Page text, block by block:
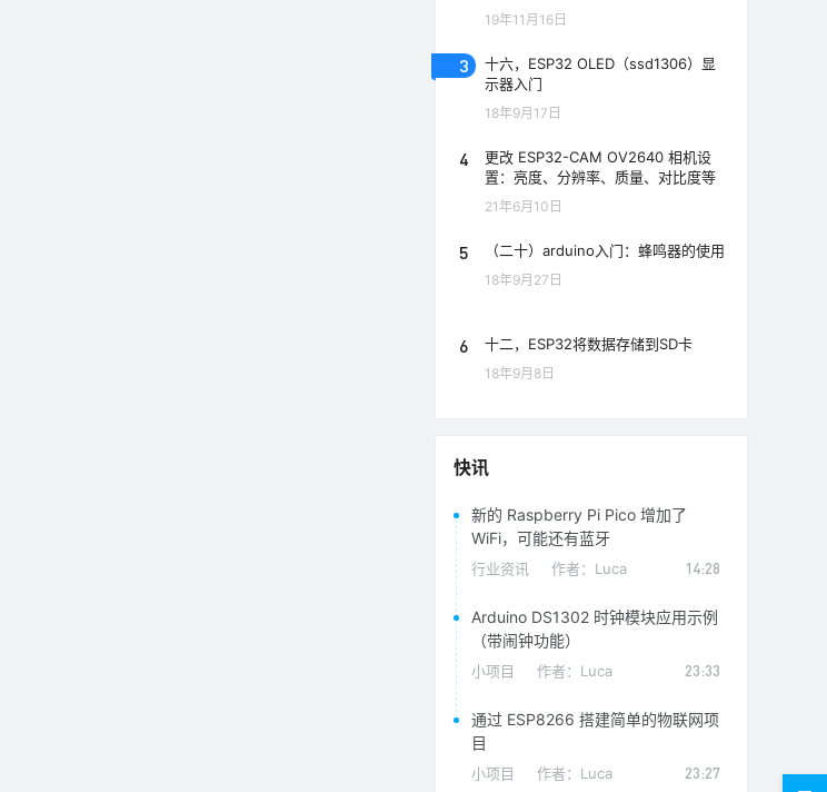
19年11月16日
3
十六，ESP32 OLED（ssd1306）显
示器入门
18年9月17日
4
更改 ESP32-CAM OV2640 相机设
置：亮度、分辨率、质量、对比度等
21年6月10日
5 （二十）arduino入门：蜂鸣器的使用
18年9月27日
6 十二，ESP32将数据存储到SD卡
18年9月8日
快讯
新的 Raspberry Pi Pico 增加了
WiFi，可能还有蓝牙
行业资讯 作者： Luca 14:28
Arduino DS1302 时钟模块应用示例
（带闹钟功能）
小项目 作者： Luca 23:33
通过 ESP8266 搭建简单的物联网项
目
小项目 作者： Luca 23:27